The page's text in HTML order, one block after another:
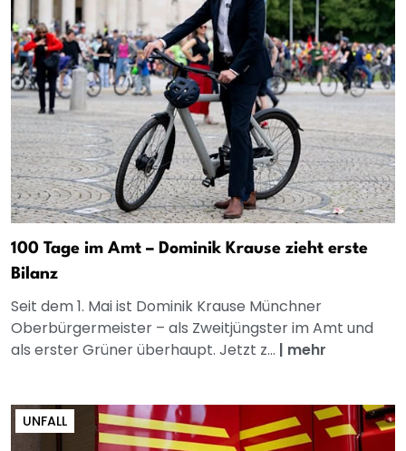
100 Tage im Amt – Dominik Krause zieht erste
Bilanz
Seit dem 1. Mai ist Dominik Krause Münchner
Oberbürgermeister – als Zweitjüngster im Amt und
als erster Grüner überhaupt. Jetzt z... | mehr
UNFALL